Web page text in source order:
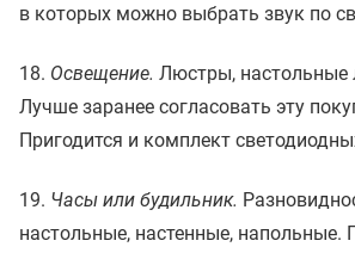
в которых можно выбрать звук по
18. Освещение. Люстры, настольные
Лучше заранее согласовать эту
Пригодится и комплект
19. Часы или будильник.
настольные, настенные,